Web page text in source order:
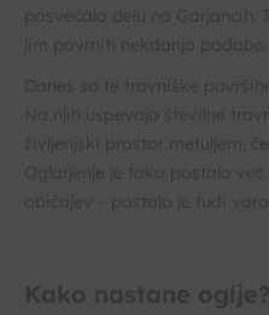
posvečala delu na Gorjancih.
jim povrniti nekdanjo podobo.
Danes so te travniške
Na njih uspevajo številne
življenjski prostor metuljem,
Oglarjenje je tako postalo
običajev – postalo je tudi
Kako nastane oglje?